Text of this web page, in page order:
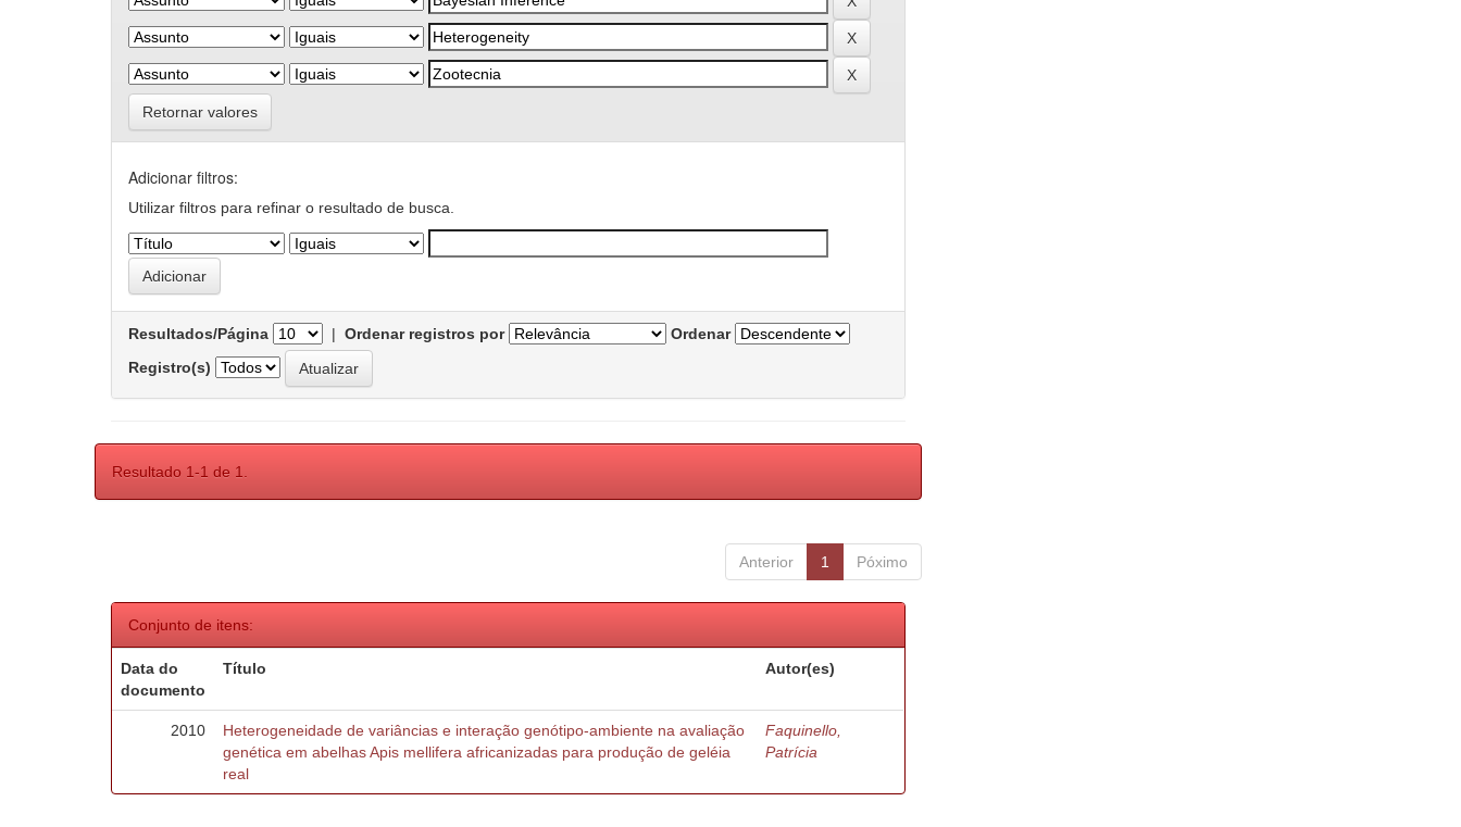
Retornar valores
Adicionar filtros:
Utilizar filtros para refinar o resultado de busca.
Resultados/Página | Ordenar registros por
Ordenar
Registro(s)
Resultado 1-1 de 1.
Anterior 1 Póximo
Conjunto de itens:
Data do
documento
Título Autor(es)
2010
Heterogeneidade de variâncias e interação genótipo-ambiente na avaliação
genética em abelhas Apis mellifera africanizadas para produção de geléia
real
Faquinello,
Patrícia